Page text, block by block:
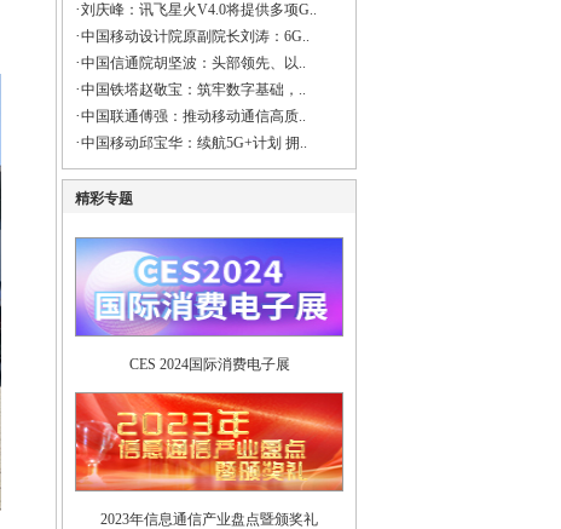
·刘庆峰：讯飞星火V4.0将提供多项G..
·中国移动设计院原副院长刘涛：6G..
·中国信通院胡坚波：头部领先、以..
·中国铁塔赵敬宝：筑牢数字基础，..
·中国联通傅强：推动移动通信高质..
·中国移动邱宝华：续航5G+计划 拥..
精彩专题
CES 2024国际消费电子展
2023年信息通信产业盘点暨颁奖礼